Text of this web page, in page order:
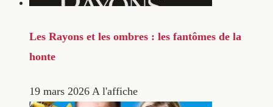
Les Rayons et les ombres : les fantômes de la
honte
19 mars 2026 A l'affiche